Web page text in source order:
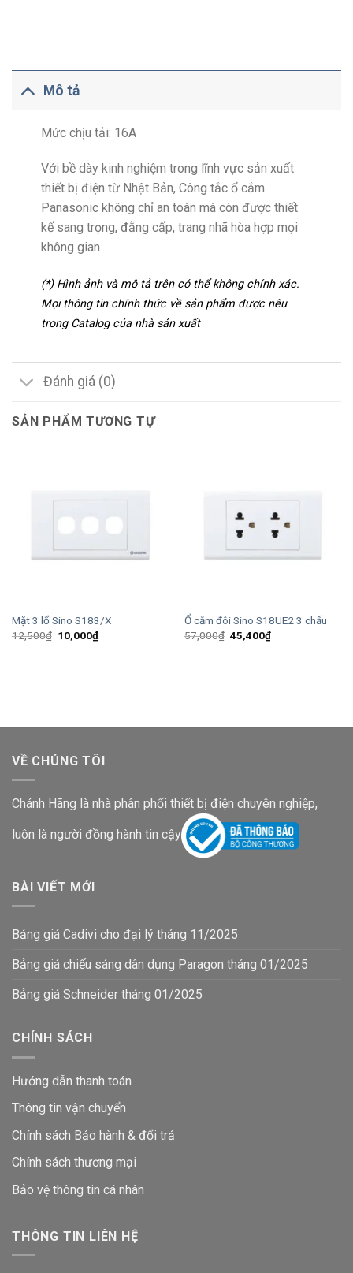
Mô tả
Mức chịu tải: 16A
Với bề dày kinh nghiệm trong lĩnh vực sản xuất
thiết bị điện từ Nhật Bản, Công tắc ổ cắm
Panasonic không chỉ an toàn mà còn được thiết
kế sang trọng, đằng cấp, trang nhã hòa hợp mọi
không gian
(*) Hình ảnh và mô tả trên có thể không chính xác.
Mọi thông tin chính thức về sản phẩm được nêu
trong Catalog của nhà sản xuất
Đánh giá (0)
SẢN PHẨM TƯƠNG TỰ
Mặt 3 lổ Sino S183/X
12,500₫ Giá
gốc
10,000₫Giá
hiện
Ổ cắm đôi Sino S18UE2 3 chấu
57,000₫ Giá
gốc
45,400₫Giá
hiện
VỀ CHÚNG TÔI
Chánh Hãng là nhà phân phối thiết bị điện chuyên nghiệp,
luôn là người đồng hành tin cậy
BÀI VIẾT MỚI
Bảng giá Cadivi cho đại lý tháng 11/2025
Bảng giá chiếu sáng dân dụng Paragon tháng 01/2025
Bảng giá Schneider tháng 01/2025
CHÍNH SÁCH
Hướng dẫn thanh toán
Thông tin vận chuyển
Chính sách Bảo hành & đổi trả
Chính sách thương mại
Bảo vệ thông tin cá nhân
THÔNG TIN LIÊN HỆ